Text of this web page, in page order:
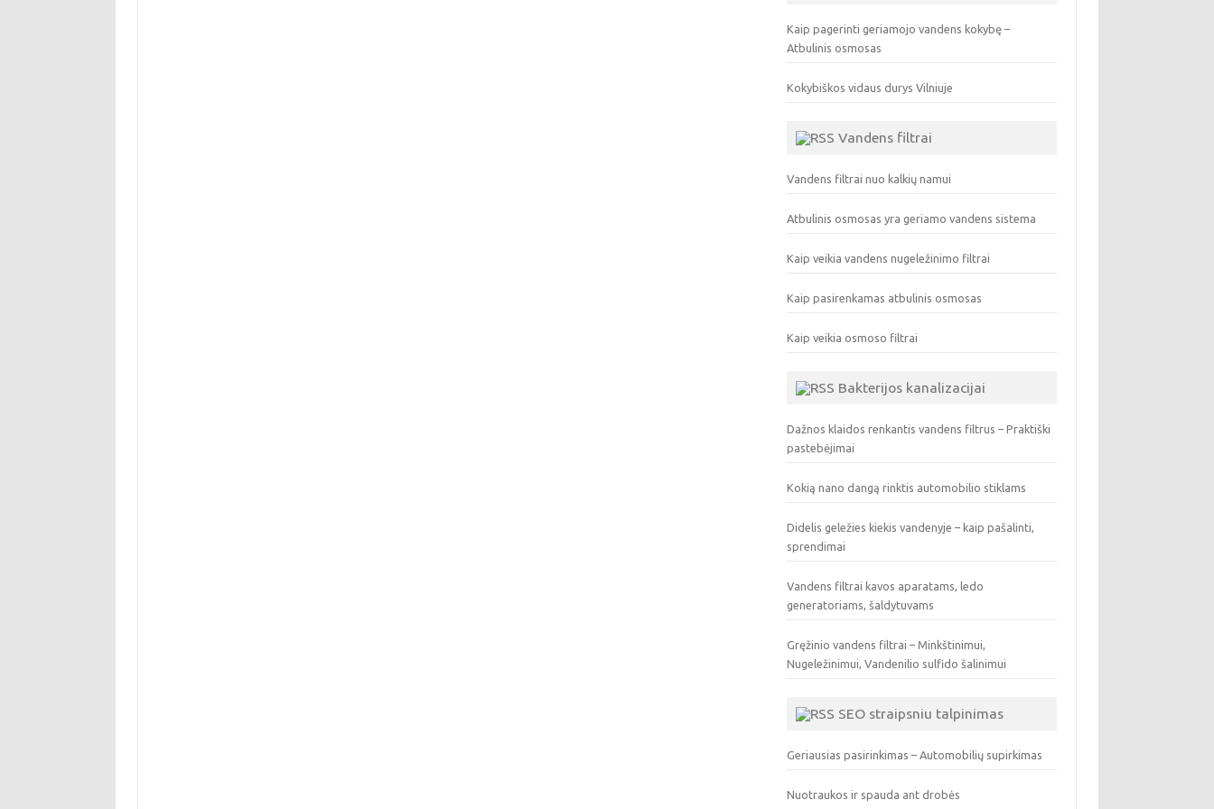
Kaip pagerinti geriamojo vandens kokybę –
Atbulinis osmosas
Kokybiškos vidaus durys Vilniuje
Vandens filtrai
Vandens filtrai nuo kalkių namui
Atbulinis osmosas yra geriamo vandens sistema
Kaip veikia vandens nugeležinimo filtrai
Kaip pasirenkamas atbulinis osmosas
Kaip veikia osmoso filtrai
Bakterijos kanalizacijai
Dažnos klaidos renkantis vandens filtrus – Praktiški
pastebėjimai
Kokią nano dangą rinktis automobilio stiklams
Didelis geležies kiekis vandenyje – kaip pašalinti,
sprendimai
Vandens filtrai kavos aparatams, ledo
generatoriams, šaldytuvams
Gręžinio vandens filtrai – Minkštinimui,
Nugeležinimui, Vandenilio sulfido šalinimui
SEO straipsniu talpinimas
Geriausias pasirinkimas – Automobilių supirkimas
Nuotraukos ir spauda ant drobės